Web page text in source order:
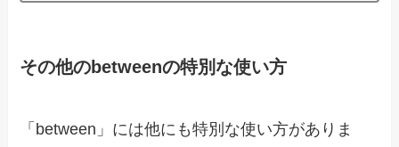
その他のbetweenの特別な使い方
「between」には他にも特別な使い方がありま